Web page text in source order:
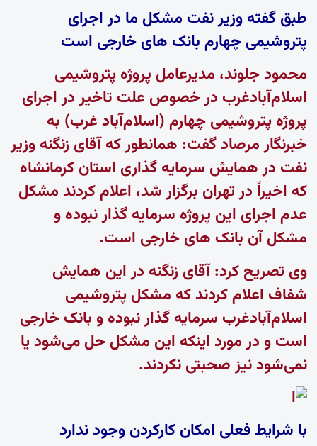
طبق گفته وزیر نفت مشکل ما در اجرای
پتروشیمی چهارم بانک های خارجی است
محمود جلوند، مدیرعامل پروژه پتروشیمی
اسلام‌آبادغرب در خصوص علت تاخیر در اجرای
پروژه پتروشیمی چهارم (اسلام‌آباد غرب) به
خبرنگار مرصاد گفت: همانطور که آقای زنگنه وزیر
نفت در همایش سرمایه گذاری استان کرمانشاه
که اخیراً در تهران برگزار شد، اعلام کردند مشکل
عدم اجرای این پروژه سرمایه گذار نبوده و
مشکل آن بانک های خارجی است.
وی تصریح کرد: آقای زنگنه در این همایش
شفاف اعلام کردند که مشکل پتروشیمی
اسلام‌آبادغرب سرمایه گذار نبوده و بانک خارجی
است و در مورد اینکه این مشکل حل می‌شود یا
نمی‌شود نیز صحبتی نکردند.
با شرایط فعلی امکان کارکردن وجود ندارد